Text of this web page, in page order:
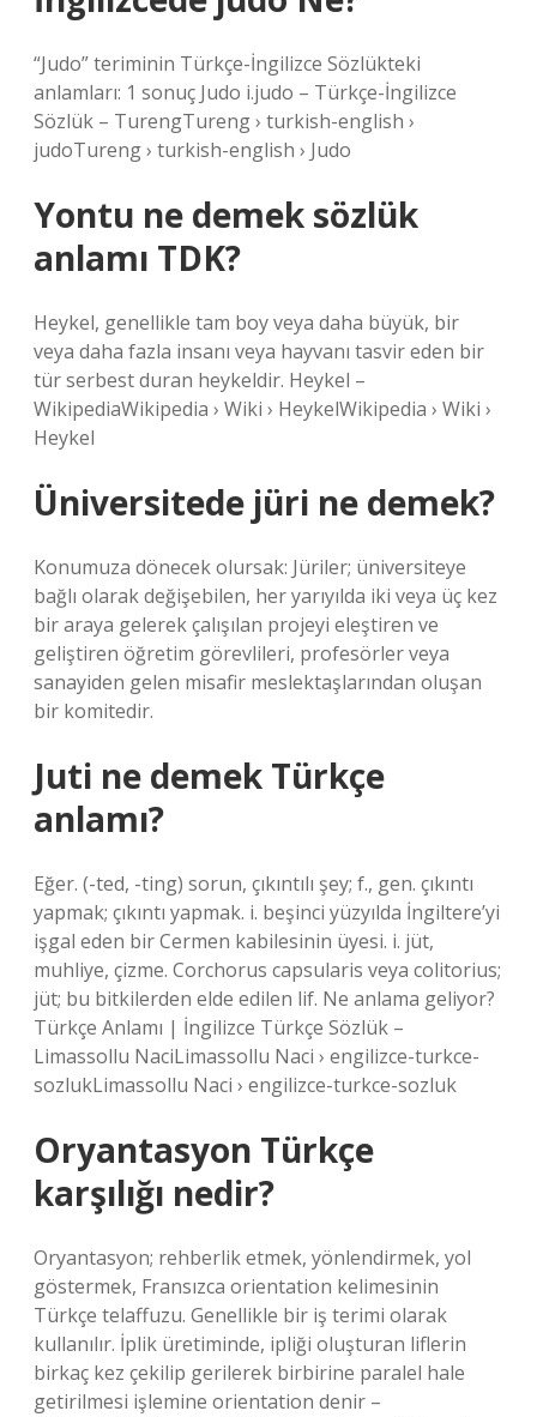
“Judo” teriminin Türkçe-İngilizce Sözlükteki
anlamları: 1 sonuç Judo i.judo – Türkçe-İngilizce
Sözlük – TurengTureng › turkish-english ›
judoTureng › turkish-english › Judo
Yontu ne demek sözlük
anlamı TDK?
Heykel, genellikle tam boy veya daha büyük, bir
veya daha fazla insanı veya hayvanı tasvir eden bir
tür serbest duran heykeldir. Heykel –
WikipediaWikipedia › Wiki › HeykelWikipedia › Wiki ›
Heykel
Üniversitede jüri ne demek?
Konumuza dönecek olursak: Jüriler; üniversiteye
bağlı olarak değişebilen, her yarıyılda iki veya üç kez
bir araya gelerek çalışılan projeyi eleştiren ve
geliştiren öğretim görevlileri, profesörler veya
sanayiden gelen misafir meslektaşlarından oluşan
bir komitedir.
Juti ne demek Türkçe
anlamı?
Eğer. (-ted, -ting) sorun, çıkıntılı şey; f., gen. çıkıntı
yapmak; çıkıntı yapmak. i. beşinci yüzyılda İngiltere’yi
işgal eden bir Cermen kabilesinin üyesi. i. jüt,
muhliye, çizme. Corchorus capsularis veya colitorius;
jüt; bu bitkilerden elde edilen lif. Ne anlama geliyor?
Türkçe Anlamı | İngilizce Türkçe Sözlük –
Limassollu NaciLimassollu Naci › engilizce-turkce-
sozlukLimassollu Naci › engilizce-turkce-sozluk
Oryantasyon Türkçe
karşılığı nedir?
Oryantasyon; rehberlik etmek, yönlendirmek, yol
göstermek, Fransızca orientation kelimesinin
Türkçe telaffuzu. Genellikle bir iş terimi olarak
kullanılır. İplik üretiminde, ipliği oluşturan liflerin
birkaç kez çekilip gerilerek birbirine paralel hale
getirilmesi işlemine orientation denir –